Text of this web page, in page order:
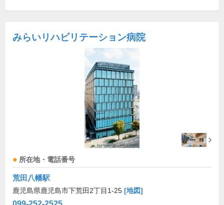
みらいリハビリテーション病院
所在地・電話番号
荒田八幡駅
鹿児島県鹿児島市下荒田2丁目1-25 [地図]